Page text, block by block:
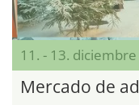
11. - 13.
Mercado de